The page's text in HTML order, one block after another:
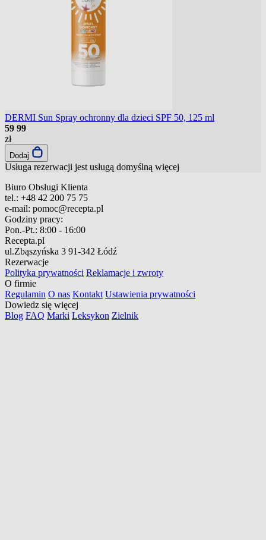
DERMI Sun Spray ochronny dla dzieci SPF 50, 125 ml
59 99
zł
Dodaj
Usługa rezerwacji jest usługą domyślną więcej
Biuro Obsługi Klienta
tel.: +48 42 200 75 75
e-mail: pomoc@recepta.pl
Godziny pracy:
Pon.-Pt.: 8:00 - 16:00
Recepta.pl
ul.Zbąszyńska 3 91-342 Łódź
Rezerwacje
Polityka prywatności Reklamacje i zwroty
O firmie
Regulamin O nas Kontakt Ustawienia prywatności
Dowiedz się więcej
Blog FAQ Marki Leksykon Zielnik